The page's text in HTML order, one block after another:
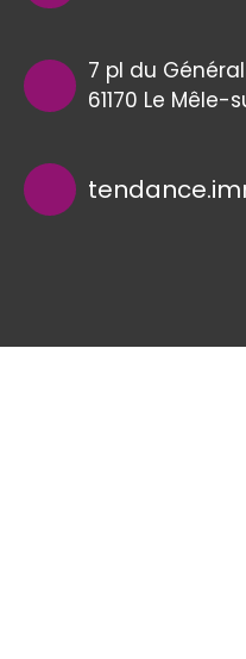
7 pl du
61170 Le